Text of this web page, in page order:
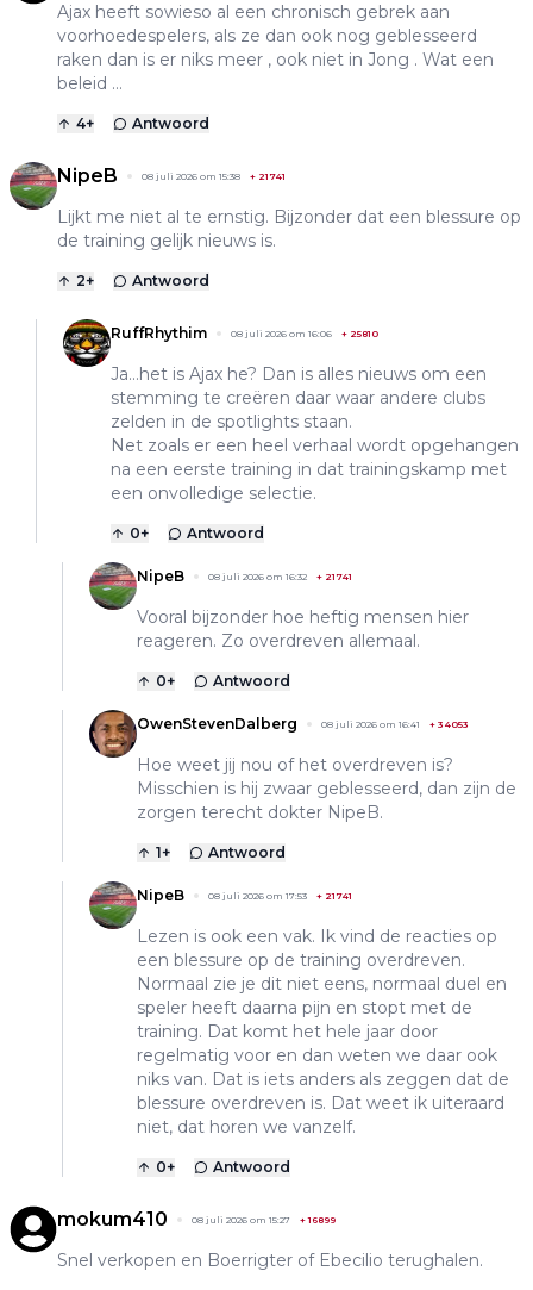
Ajax heeft sowieso al een chronisch gebrek aan
voorhoedespelers, als ze dan ook nog geblesseerd
raken dan is er niks meer , ook niet in Jong . Wat een
beleid …
4+ Antwoord
NipeB 08 juli 2026 om 15:38 + 21741
Lijkt me niet al te ernstig. Bijzonder dat een blessure op
de training gelijk nieuws is.
2+ Antwoord
RuffRhythim 08 juli 2026 om 16:06 + 25810
Ja...het is Ajax he? Dan is alles nieuws om een
stemming te creëren daar waar andere clubs
zelden in de spotlights staan.
Net zoals er een heel verhaal wordt opgehangen
na een eerste training in dat trainingskamp met
een onvolledige selectie.
0+ Antwoord
NipeB 08 juli 2026 om 16:32 + 21741
Vooral bijzonder hoe heftig mensen hier
reageren. Zo overdreven allemaal.
0+ Antwoord
OwenStevenDalberg 08 juli 2026 om 16:41 + 34053
Hoe weet jij nou of het overdreven is?
Misschien is hij zwaar geblesseerd, dan zijn de
zorgen terecht dokter NipeB.
1+ Antwoord
NipeB 08 juli 2026 om 17:53 + 21741
Lezen is ook een vak. Ik vind de reacties op
een blessure op de training overdreven.
Normaal zie je dit niet eens, normaal duel en
speler heeft daarna pijn en stopt met de
training. Dat komt het hele jaar door
regelmatig voor en dan weten we daar ook
niks van. Dat is iets anders als zeggen dat de
blessure overdreven is. Dat weet ik uiteraard
niet, dat horen we vanzelf.
0+ Antwoord
mokum410 08 juli 2026 om 15:27 +16899
Snel verkopen en Boerrigter of Ebecilio terughalen.